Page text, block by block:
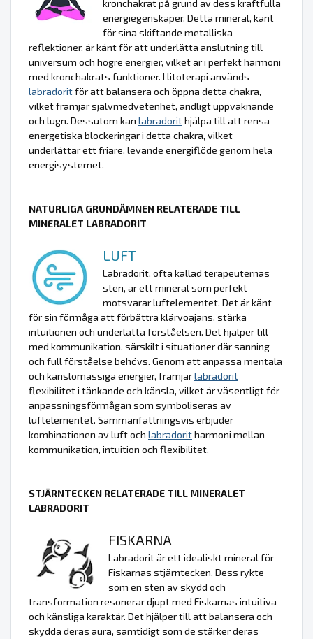
kronchakrat på grund av dess kraftfulla
energiegenskaper. Detta mineral, känt
för sina skiftande metalliska
reflektioner, är känt för att underlätta anslutning till
universum och högre energier, vilket är i perfekt harmoni
med kronchakrats funktioner. I litoterapi används
labradoritför att balansera och öppna detta chakra,
vilket främjar självmedvetenhet, andligt uppvaknande
och lugn. Dessutom kan labradorithjälpa till att rensa
energetiska blockeringar i detta chakra, vilket
underlättar ett friare, levande energiflöde genom hela
energisystemet.
NATURLIGA GRUNDÄMNEN RELATERADE TILL
MINERALET LABRADORIT
LUFT
Labradorit, ofta kallad terapeuternas
sten, är ett mineral som perfekt
motsvarar luftelementet. Det är känt
för sin förmåga att förbättra klärvoajans, stärka
intuitionen och underlätta förståelsen. Det hjälper till
med kommunikation, särskilt i situationer där sanning
och full förståelse behövs. Genom att anpassa mentala
och känslomässiga energier, främjarlabradorit
flexibilitet i tänkande och känsla, vilket är väsentligt för
anpassningsförmågan som symboliseras av
luftelementet. Sammanfattningsvis erbjuder
kombinationen av luft och labradoritharmoni mellan
kommunikation, intuition och flexibilitet.
STJÄRNTECKEN RELATERADE TILL MINERALET
LABRADORIT
FISKARNA
Labradorit är ett idealiskt mineral för
Fiskarnas stjärntecken. Dess rykte
som en sten av skydd och
transformation resonerar djupt med Fiskarnas intuitiva
och känsliga karaktär. Det hjälper till att balansera och
skydda deras aura, samtidigt som de stärker deras